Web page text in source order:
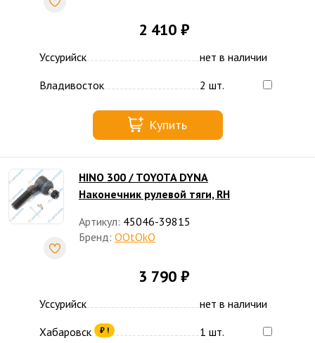
2 410 ₽
Уссурийск
нет в наличии
Владивосток
2 шт.
Купить
HINO 300 / TOYOTA DYNA
Наконечник рулевой тяги, RH
Артикул: 45046-39815
Бренд: OOtOkO
3 790 ₽
Уссурийск
нет в наличии
Хабаровск
₽ !
1 шт.